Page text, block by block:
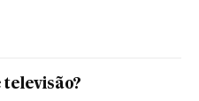
televisão?